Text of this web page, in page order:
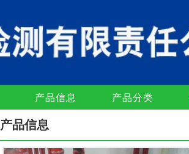
产品信息 产品分类
产品信息